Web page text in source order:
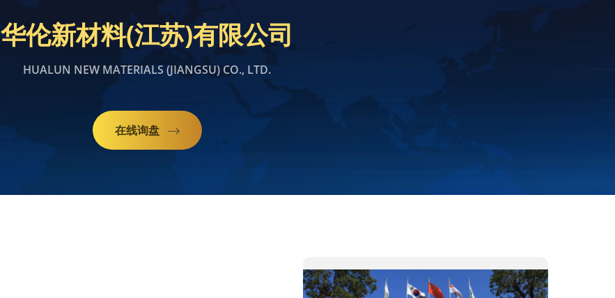
华伦新材料(江苏)有限公司
HUALUN NEW MATERIALS (JIANGSU) CO., LTD.
在线询盘